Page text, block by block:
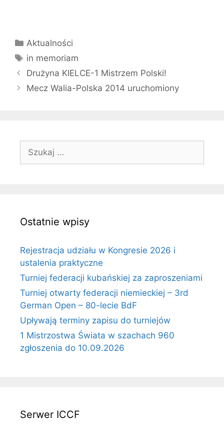
Kategorie
Aktualności
Tagi
in memoriam
Drużyna KIELCE-1 Mistrzem Polski!
Mecz Walia-Polska 2014 uruchomiony
Szukaj:
Ostatnie wpisy
Rejestracja udziału w Kongresie 2026 i
ustalenia praktyczne
Turniej federacji kubańskiej za zaproszeniami
Turniej otwarty federacji niemieckiej – 3rd
German Open – 80-lecie BdF
Upływają terminy zapisu do turniejów
1 Mistrzostwa Świata w szachach 960
zgłoszenia do 10.09.2026
Serwer ICCF